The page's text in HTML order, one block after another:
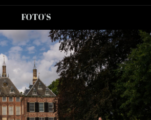
FOTO'S